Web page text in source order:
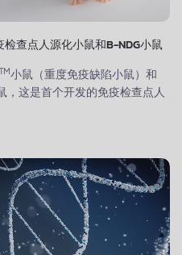
查点人源化小鼠和B-NDG小鼠
TM小鼠（重度免疫缺陷小鼠）和
，这是首个开发的免疫检查点人